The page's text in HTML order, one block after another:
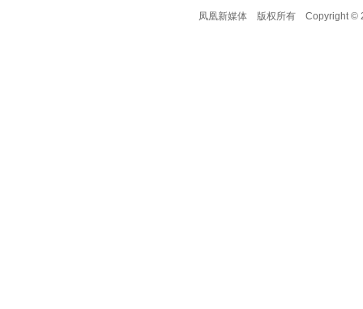
凤凰新媒体
版权所有 Copyright ©